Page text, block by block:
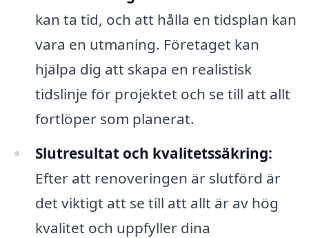
kan ta tid, och att hålla en tidsplan kan
vara en utmaning. Företaget kan
hjälpa dig att skapa en realistisk
tidslinje för projektet och se till att allt
fortlöper som planerat.
Slutresultat och kvalitetssäkring:
Efter att renoveringen är slutförd är
det viktigt att se till att allt är av hög
kvalitet och uppfyller dina